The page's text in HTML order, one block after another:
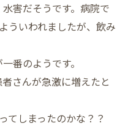
害だそうです。病院で
ういわれましたが、飲み
番のようです。
さんが急激に増えたと
てしまったのかな？？